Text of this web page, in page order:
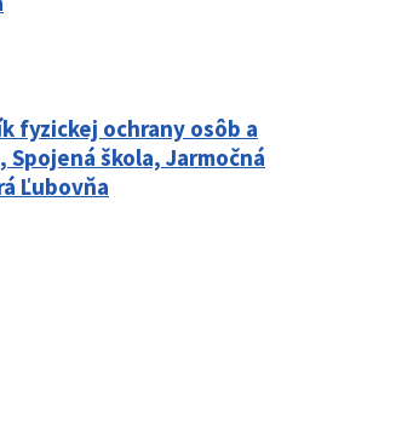
fyzickej ochrany osôb a
Spojená škola, Jarmočná
Ľubovňa